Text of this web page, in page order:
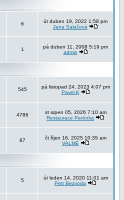
6
út duben 19, 2022 1:58 pm
Jana Salačová
1
pá duben 11, 2008 5:19 pm
admin
545
pá listopad 24, 2023 4:07 pm
Pavel.K
4786
st srpen 05, 2026 7:10 am
Restaurace Perónka
87
čt říjen 16, 2025 10:35 am
VALME
5
út leden 14, 2020 11:01 am
Petr Bezvoda